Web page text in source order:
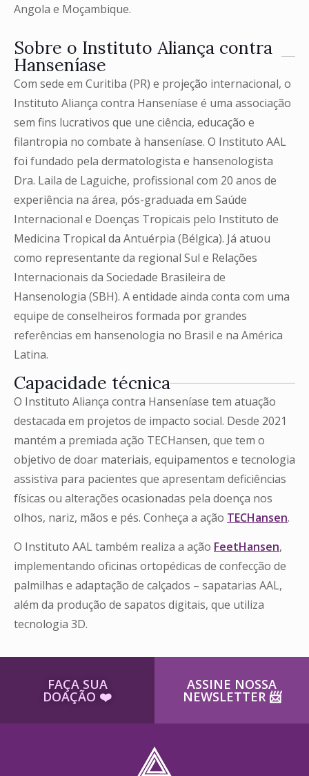
Angola e Moçambique.
Sobre o Instituto Aliança contra
Hanseníase
Com sede em Curitiba (PR) e projeção internacional, o
Instituto Aliança contra Hanseníase é uma associação
sem fins lucrativos que une ciência, educação e
filantropia no combate à hanseníase. O Instituto AAL
foi fundado pela dermatologista e hansenologista
Dra. Laila de Laguiche, profissional com 20 anos de
experiência na área, pós-graduada em Saúde
Internacional e Doenças Tropicais pelo Instituto de
Medicina Tropical da Antuérpia (Bélgica). Já atuou
como representante da regional Sul e Relações
Internacionais da Sociedade Brasileira de
Hansenologia (SBH). A entidade ainda conta com uma
equipe de conselheiros formada por grandes
referências em hansenologia no Brasil e na América
Latina.
Capacidade técnica
O Instituto Aliança contra Hanseníase tem atuação
destacada em projetos de impacto social. Desde 2021
mantém a premiada ação TECHansen, que tem o
objetivo de doar materiais, equipamentos e tecnologia
assistiva para pacientes que apresentam deficiências
físicas ou alterações ocasionadas pela doença nos
olhos, nariz, mãos e pés. Conheça a ação TECHansen.
O Instituto AAL também realiza a ação FeetHansen,
implementando oficinas ortopédicas de confecção de
palmilhas e adaptação de calçados – sapatarias AAL,
além da produção de sapatos digitais, que utiliza
tecnologia 3D.
FAÇA SUA
DOAÇÃO ​❤️
ASSINE NOSSA
NEWSLETTER ​📨